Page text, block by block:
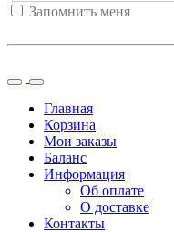
Запомнить меня
Главная
Корзина
Мои заказы
Баланс
Информация
Об оплате
О доставке
Контакты